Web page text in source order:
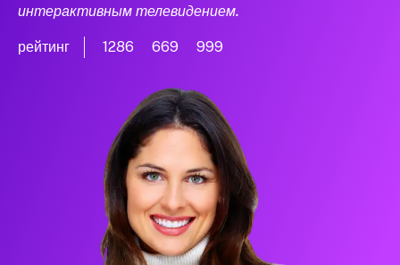
интерактивным телевидением.
рейтинг 1286 669 999